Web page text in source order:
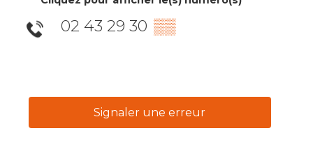
02 43 29 30 ▒▒
Signaler une erreur